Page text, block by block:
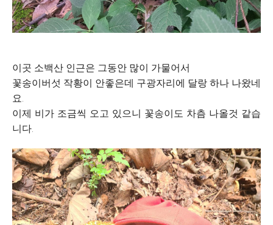
이곳 소백산 인근은 그동안 많이 가물어서
꽃송이버섯 작황이 안좋은데 구광자리에 달랑 하나 나왔네
요.
이제 비가 조금씩 오고 있으니 꽃송이도 차츰 나올것 같습
니다.